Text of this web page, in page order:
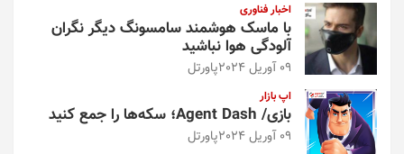
اخبار فناوری
با ماسک هوشمند سامسونگ دیگر نگران
آلودگی هوا نباشید
09 آوریل 2024 پاورتل
اپ بازار
بازی/ Agent Dash؛ سکه‌ها را جمع کنید
09 آوریل 2024 پاورتل